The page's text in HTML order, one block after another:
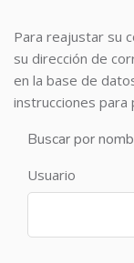
Para reajustar su
su dirección de
en la base de
instrucciones para
Buscar por
Usuario